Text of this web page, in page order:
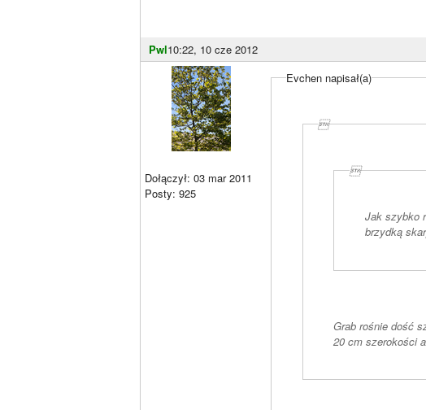
Pwl10:22, 10 cze 2012
Dołączył: 03 mar 2011
Posty: 925
Evchen napisał(a)


Jak szybko
brzydką
Grab rośnie dość
20 cm szerokości